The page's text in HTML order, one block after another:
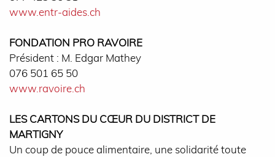
www.entr-aides.ch
FONDATION PRO RAVOIRE
Président : M. Edgar Mathey
076 501 65 50
www.ravoire.ch
LES CARTONS DU CŒUR DU DISTRICT DE
MARTIGNY
Un coup de pouce alimentaire, une solidarité toute